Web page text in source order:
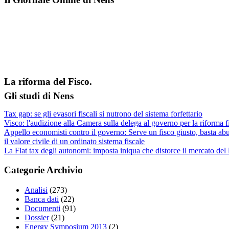
La riforma del Fisco.
Gli studi di Nens
Tax gap: se gli evasori fiscali si nutrono del sistema forfettario
Visco: l'audizione alla Camera sulla delega al governo per la riforma
Appello economisti contro il governo: Serve un fisco giusto, basta
il valore civile di un ordinato sistema fiscale
La Flat tax degli autonomi: imposta iniqua che distorce il mercato del
Categorie Archivio
Analisi (273)
Banca dati (22)
Documenti (91)
Dossier (21)
Energy Symposium 2013 (2)